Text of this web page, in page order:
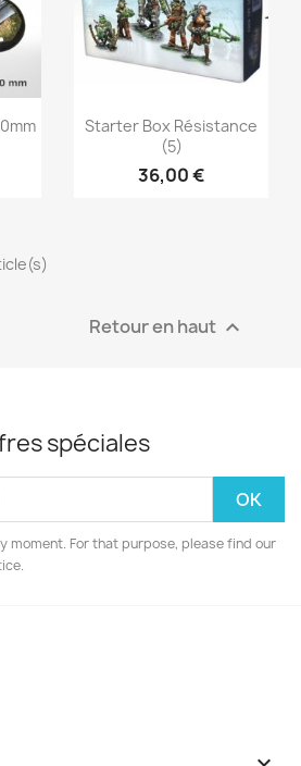
Aperçu rapide
Starter Box Résistance
(5)
36,00 €
Retour en haut 
spéciales
moment. For that purpose, please find our
d'envies ×